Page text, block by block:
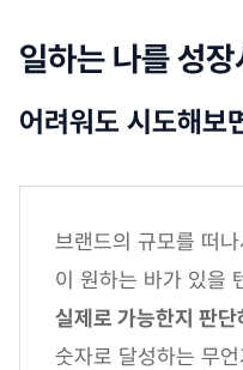
일하는 나를 성
어려워도 시도해보
브랜드의 규모를 떠
이 원하는 바가 있을
실제로 가능한지 판단
숫자로 달성하는 무